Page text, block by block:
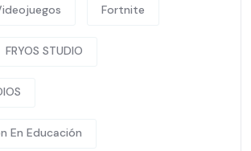
Fortnite
FRYOS STUDIO
En Educación